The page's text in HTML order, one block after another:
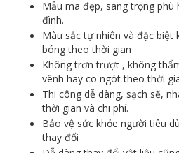
Mẫu mã đẹp, sang trọng
đình.
Màu sắc tự nhiên và đặc biệt
bóng theo thời gian
Không trơn trượt , không
vênh hay co ngót theo thời
Thi công dễ dàng, sạch sẽ,
thời gian và chi phí.
Bảo vệ sức khỏe người tiêu
thay đổi